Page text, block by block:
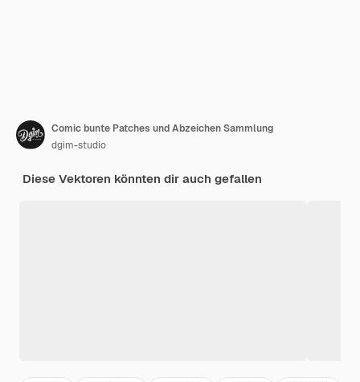
Comic bunte Patches und Abzeichen Sammlung
dgim-studio
Diese Vektoren könnten dir auch gefallen